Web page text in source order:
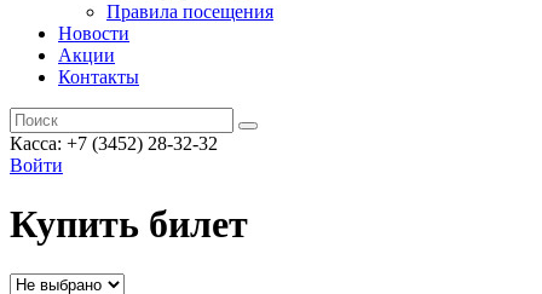
Правила посещения
Новости
Акции
Контакты
Касса: +7 (3452) 28-32-32
Войти
Купить билет